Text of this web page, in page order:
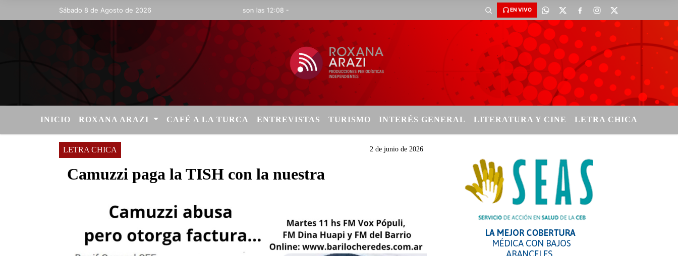
Sábado 8 de Agosto de 2026
Hoy es Sábado 8 de Agosto de 2026 y son las 12:08 - EN VIVO
INICIO ROXANA ARAZI CAFÉ A LA TURCA ENTREVISTAS TURISMO INTERÉS GENERAL LITERATURA Y CINE LETRA CHICA
LETRA CHICA 2 de junio de 2026
Camuzzi paga la TISH con la nuestra